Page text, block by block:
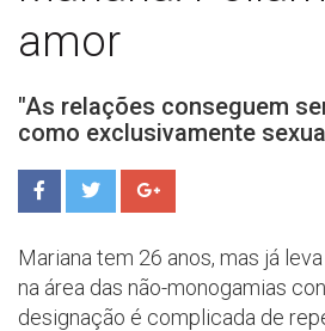
amor
"As relações conseguem
como exclusivamente
Mariana tem 26 anos, mas já
na área das não-monogamias
designação é complicada de